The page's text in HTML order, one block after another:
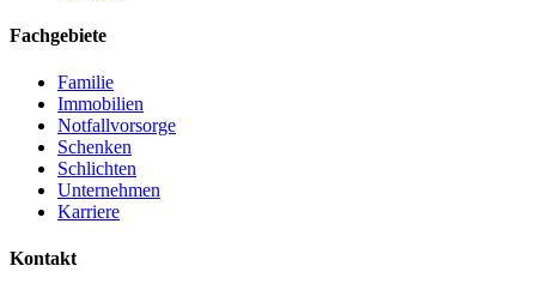
Fachgebiete
Familie
Immobilien
Notfallvorsorge
Schenken
Schlichten
Unternehmen
Karriere
Kontakt